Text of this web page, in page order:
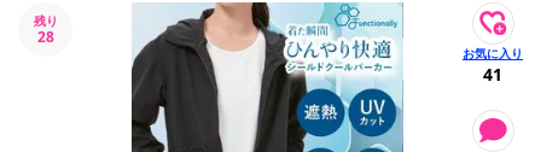
残り
28
41